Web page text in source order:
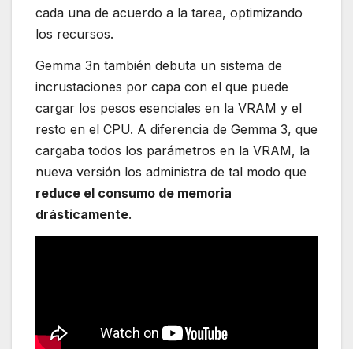
cada una de acuerdo a la tarea, optimizando
los recursos.
Gemma 3n también debuta un sistema de
incrustaciones por capa con el que puede
cargar los pesos esenciales en la VRAM y el
resto en el CPU. A diferencia de Gemma 3, que
cargaba todos los parámetros en la VRAM, la
nueva versión los administra de tal modo que
reduce el consumo de memoria
drásticamente.